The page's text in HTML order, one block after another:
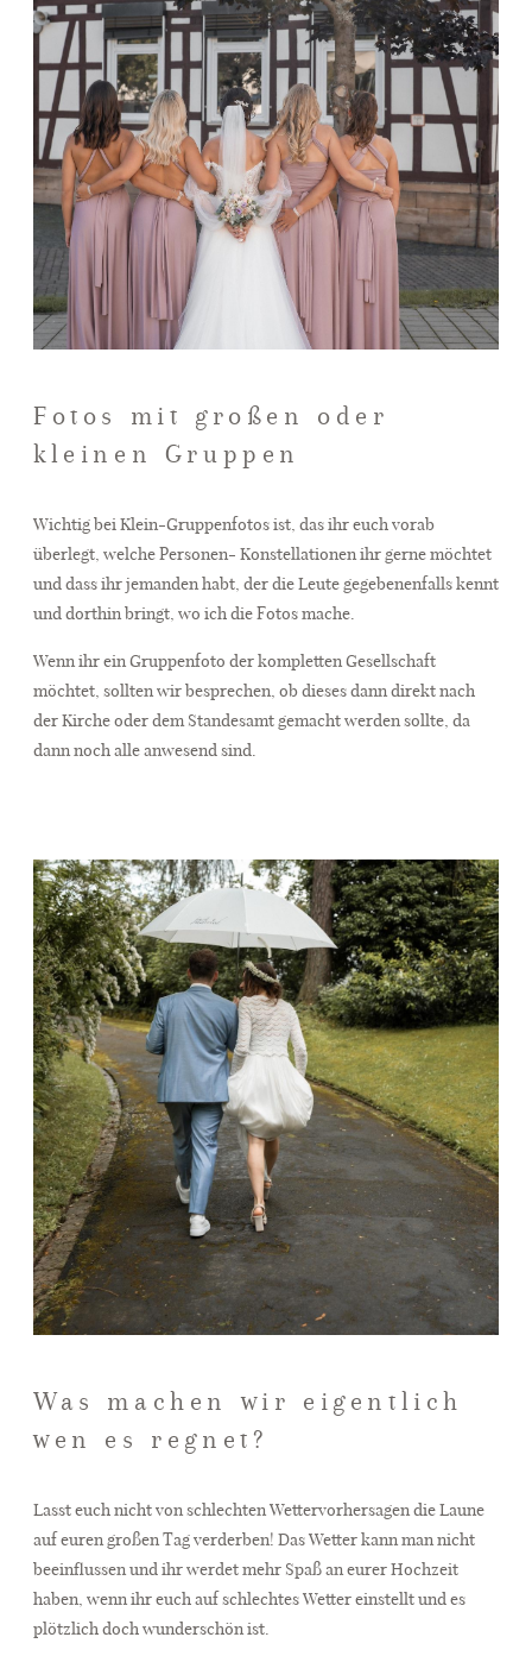
Fotos mit großen oder
kleinen Gruppen
Wichtig bei Klein-Gruppenfotos ist, das ihr euch vorab
überlegt, welche Personen- Konstellationen ihr gerne möchtet
und dass ihr jemanden habt, der die Leute gegebenenfalls kennt
und dorthin bringt, wo ich die Fotos mache.
Wenn ihr ein Gruppenfoto der kompletten Gesellschaft
möchtet, sollten wir besprechen, ob dieses dann direkt nach
der Kirche oder dem Standesamt gemacht werden sollte, da
dann noch alle anwesend sind.
Was machen wir eigentlich
wen es regnet?
Lasst euch nicht von schlechten Wettervorhersagen die Laune
auf euren großen Tag verderben! Das Wetter kann man nicht
beeinflussen und ihr werdet mehr Spaß an eurer Hochzeit
haben, wenn ihr euch auf schlechtes Wetter einstellt und es
plötzlich doch wunderschön ist.